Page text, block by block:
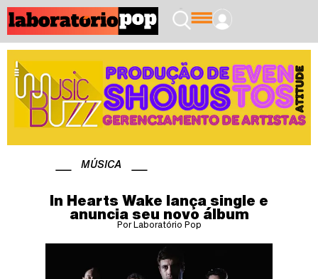
MÚSICA
In Hearts Wake lança single e
anuncia seu novo álbum
Por Laboratório Pop